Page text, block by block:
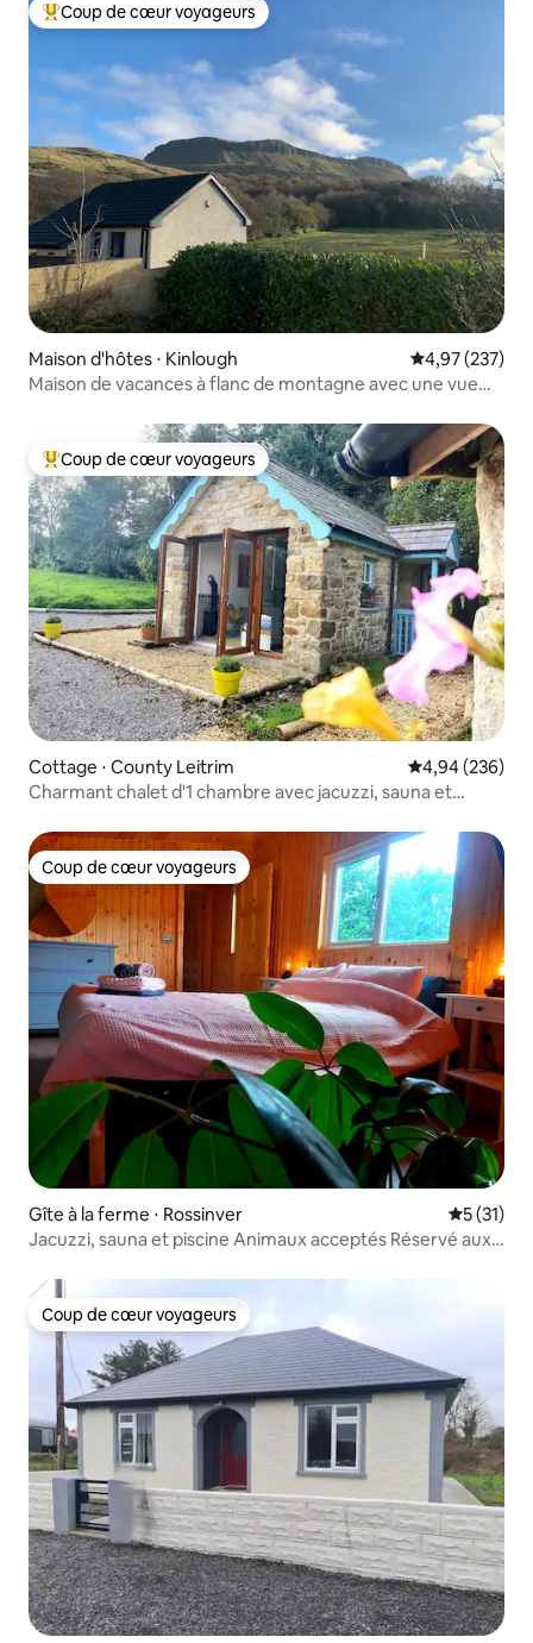
Coups de cœur voyageurs les plus appréciés
Coup de cœur voyageurs
Maison d'hôtes ⋅ Kinlough Évaluation
4,97 (237)
Maison de vacances à flanc de montagne avec une vue
Coups de cœur voyageurs les plus appréciés
Coup de cœur voyageurs
Cottage ⋅ County Leitrim Évaluation
4,94 (236)
Charmant chalet d'1 chambre avec jacuzzi, sauna et
Coup de cœur voyageurs
Coup de cœur voyageurs
Gîte à la ferme ⋅ Rossinver
5 (31)
Jacuzzi, sauna et piscine Animaux acceptés Réservé aux
Coup de cœur voyageurs
Coup de cœur voyageurs